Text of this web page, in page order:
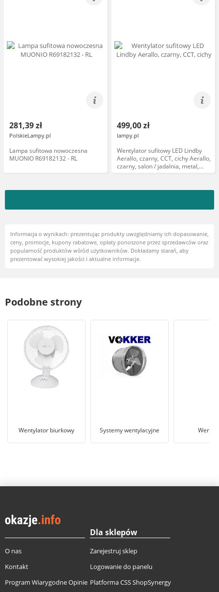
281,39 zł
PolskieLampy.pl
Lampa sufitowa nowoczesna
MUONIO R69182132 - RL
499,00 zł
lampy.pl
Wentylator sufitowy LED Lindby
Aerallo, czarny, CCT, cichy Aerallo,
czarny, salon / jadalnia, metal,
nowoczesny
Informacja o wynikach: prezentując produkty uwzględniamy ich dopasowanie,
ceny, promocje, kupony rabatowe, opłaty ponoszone przez sprzedawców oraz
popularność produktów wśród użytkowników. Dokładamy starań, aby
prezentować wysokiej jakości i aktualne informacje.
Podobne strony
Wentylator biurkowy Systemy wentylacyjne
O nas
Kontakt
Program Wiarygodne Opinie
Dla sklepów
Zarejestruj sklep
Logowanie do panelu
Platforma CSS ShopSynergy